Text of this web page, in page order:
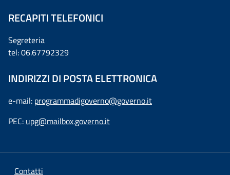
RECAPITI TELEFONICI
Segreteria
tel: 06.67792329
INDIRIZZI DI POSTA ELETTRONICA
e-mail: programmadigoverno@governo.it
PEC: upg@mailbox.governo.it
Contatti